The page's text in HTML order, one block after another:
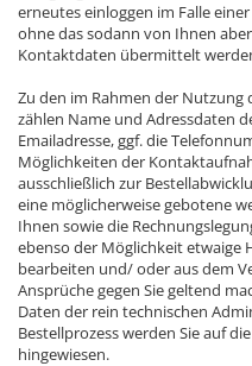
erneutes einloggen im Falle
ohne das sodann von Ihnen
Kontaktdaten übermittelt
Zu den im Rahmen der
zählen Name und Adressdaten
Emailadresse, ggf. die
Möglichkeiten der
ausschließlich zur
eine möglicherweise gebotene
Ihnen sowie die
ebenso der Möglichkeit etwaige
bearbeiten und/ oder aus dem
Ansprüche gegen Sie geltend
Daten der rein technischen
Bestellprozess werden Sie auf
hingewiesen.